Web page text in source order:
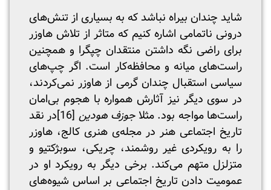
شاید چندان بیراه نباشد که به بسیاری از تنش‌های
درونی ناتمامی اشاره کنیم که متاثر از تلاش هاوزر
برای راضی نگه داشتن منتقدان چپگرا و همچنین
راست‌های میانه و محافظه‌کار است. اگر چپ‌های
سیاسی استقبال چندان گرمی از هاوزر نمی‌کردند،
در سوی دیگر نیز آثارش همواره با هجوم بی‌امان
راست‌ها مواجه بود. مثلاجوزف هودین [16]
در نقد
تاریخ اجتماعی هنر در مجله‌ی هنری کالج، هاوزر
را به رویکردی غیر روشمند، چریکی، سوبژکتیو و
متزلزل متهم می‌کند. برخی دیگر به رویکرد او در
عمومیت دادن تاریخ اجتماعی بر اساس شیوه‌های